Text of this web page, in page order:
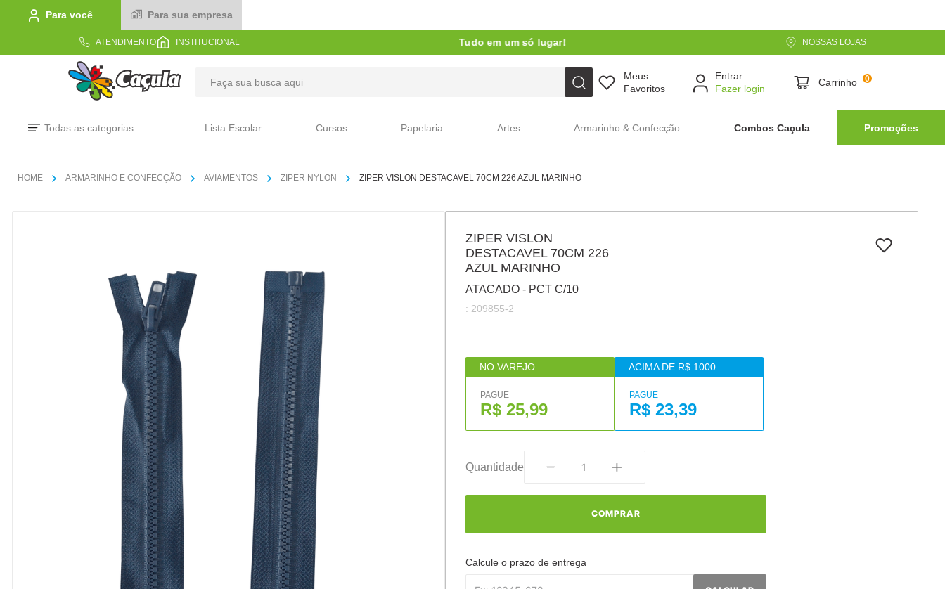
Para você Para sua empresa
ATENDIMENTO INSTITUCIONAL Tudo em um só lugar! NOSSAS LOJAS
Meus
Favoritos
Entrar
Carrinho 0
Todas as categorias Lista Escolar Cursos Papelaria Artes Armarinho & Confecção Combos Caçula Promoções
ARMARINHO E CONFECÇÃO AVIAMENTOS ZIPER NYLON ZIPER VISLON DESTACAVEL 70CM 226 AZUL MARINHO
ZIPER VISLON
DESTACAVEL 70CM 226
AZUL MARINHO
ATACADO - PCT C/10
: 209855-2
NO VAREJO
PAGUE
R$ 25,99
ACIMA DE R$ 1000
PAGUE
R$ 23,39
Quantidade
COMPRAR
Calcule o prazo de entrega
TERMOS MAIS BUSCADOS
linha
papel
7º pincel
º cola
9º barbante
10 º fita